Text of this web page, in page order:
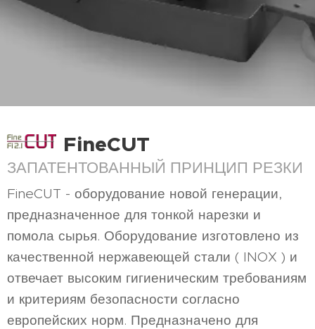
FineCUT
ЗАПАТЕНТОВАННЫЙ ПРИНЦИП РЕЗКИ
FineCUT - оборудование новой генерации,
предназначенное для тонкой нарезки и
помола сырья. Оборудование изготовлено из
качественной нержавеющей стали ( INOX ) и
отвечает высоким гигиеническим требованиям
и критериям безопасности согласно
европейских норм. Предназначено для